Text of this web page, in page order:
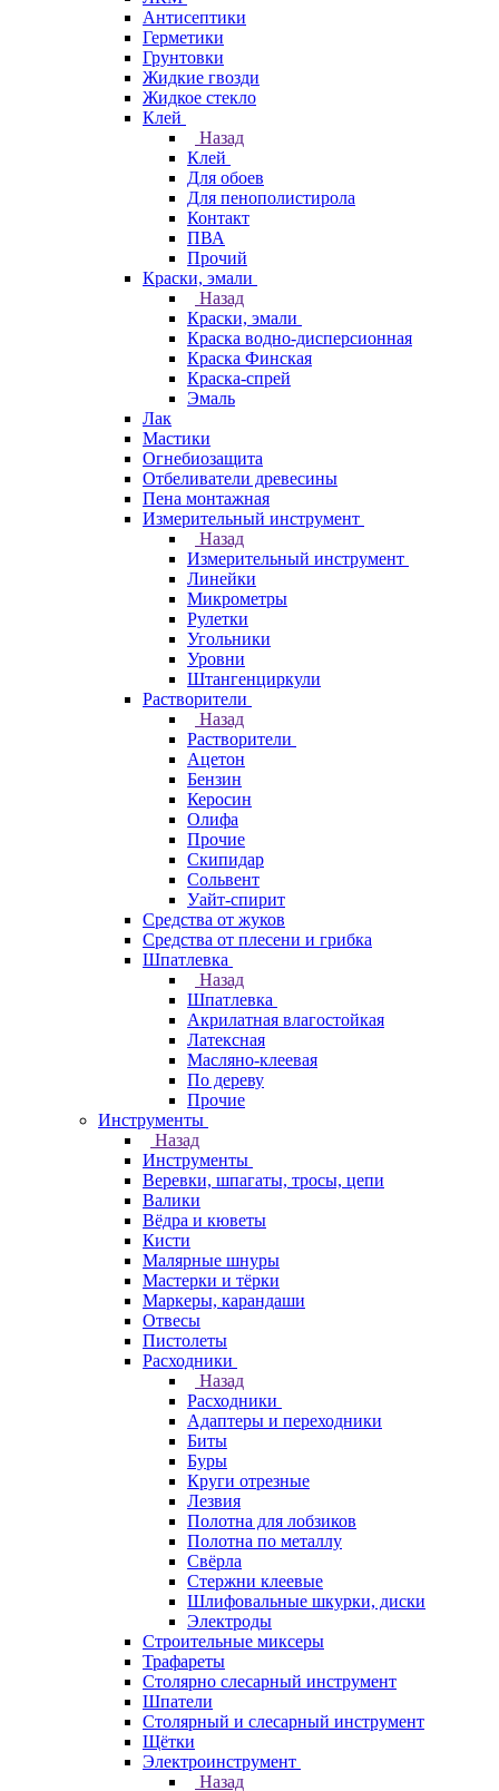
Антисептики
Герметики
Грунтовки
Жидкие гвозди
Жидкое стекло
Клей
Назад
Клей
Для обоев
Для пенополистирола
Контакт
ПВА
Прочий
Краски, эмали
Назад
Краски, эмали
Краска водно-дисперсионная
Краска Финская
Краска-спрей
Эмаль
Лак
Мастики
Огнебиозащита
Отбеливатели древесины
Пена монтажная
Измерительный инструмент
Назад
Измерительный инструмент
Линейки
Микрометры
Рулетки
Угольники
Уровни
Штангенциркули
Растворители
Назад
Растворители
Ацетон
Бензин
Керосин
Олифа
Прочие
Скипидар
Сольвент
Уайт-спирит
Средства от жуков
Средства от плесени и грибка
Шпатлевка
Назад
Шпатлевка
Акрилатная влагостойкая
Латексная
Масляно-клеевая
По дереву
Прочие
Инструменты
Назад
Инструменты
Веревки, шпагаты, тросы, цепи
Валики
Вёдра и кюветы
Кисти
Малярные шнуры
Мастерки и тёрки
Маркеры, карандаши
Отвесы
Пистолеты
Расходники
Назад
Расходники
Адаптеры и переходники
Биты
Буры
Круги отрезные
Лезвия
Полотна для лобзиков
Полотна по металлу
Свёрла
Стержни клеевые
Шлифовальные шкурки, диски
Электроды
Строительные миксеры
Трафареты
Столярно слесарный инструмент
Шпатели
Столярный и слесарный инструмент
Щётки
Электроинструмент
Назад